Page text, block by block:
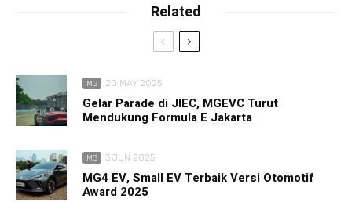
Related
MG 20 MAY 2025
Gelar Parade di JIEC, MGEVC Turut
Mendukung Formula E Jakarta
MG 3 JUN 2025
MG4 EV, Small EV Terbaik Versi Otomotif
Award 2025